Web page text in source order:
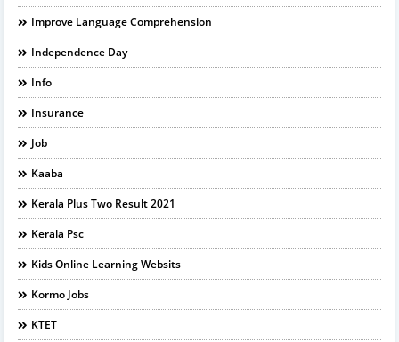
Improve Language Comprehension
Independence Day
Info
Insurance
Job
Kaaba
Kerala Plus Two Result 2021
Kerala Psc
Kids Online Learning Websits
Kormo Jobs
KTET